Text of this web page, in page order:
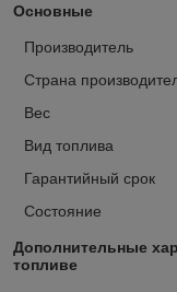
Основные
Производитель
Страна
Вес
Вид топлива
Гарантийный срок
Состояние
Дополнительные
топливе